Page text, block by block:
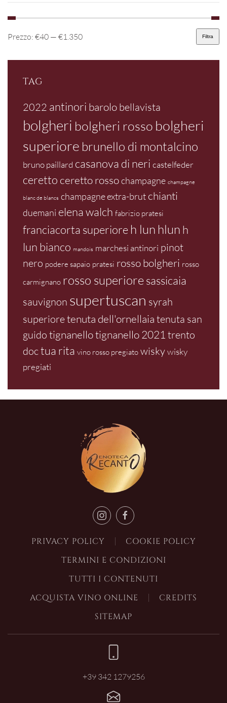
Prezzo
Prezzo
Filtra
Prezzo: €40 — €1.350
TAG
2022 antinori barolo bellavista
bolgheri bolgheri rosso bolgheri
superiore brunello di montalcino
bruno paillard casanova di neri castelfeder
ceretto ceretto rossochampagne champagne
blanc de blancs champagne extra-brut chianti
duemani elena walch fabrizio pratesi
franciacorta superiore h lun hlun h
lun bianco mandois marchesi antinori pinot
nero podere sapaio pratesi rosso bolgheri rosso
carmignano rosso superiore sassicaia
sauvignon supertuscan syrah
superioretenuta dell'ornellaia tenuta san
guido tignanellotignanello 2021 trento
doctua rita vino rosso pregiato wiskywisky
pregiati
PRIVACY POLICY
COOKIE POLICY
TERMINI E CONDIZIONI
TUTTI I CONTENUTI
ACQUISTA VINO ONLINE
CREDITS
SITEMAP
+39 342 1279256